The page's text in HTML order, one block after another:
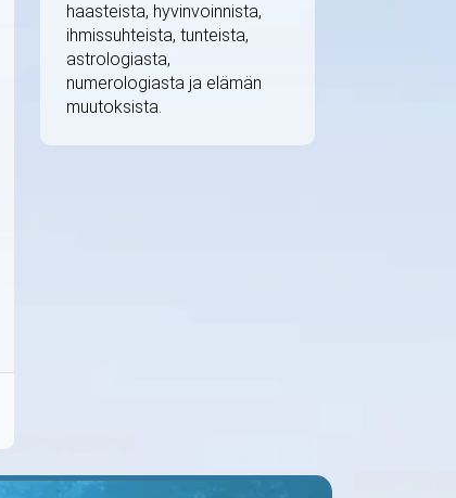
haasteista, hyvinvoinnista,
ihmissuhteista, tunteista,
astrologiasta,
numerologiasta ja elämän
muutoksista.